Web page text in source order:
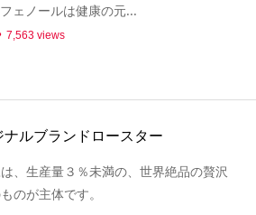
ェノールは健康の元...
7,563 views
ルブランドロースター
、生産量３％未満の、世界絶品の贅沢
のが主体です。